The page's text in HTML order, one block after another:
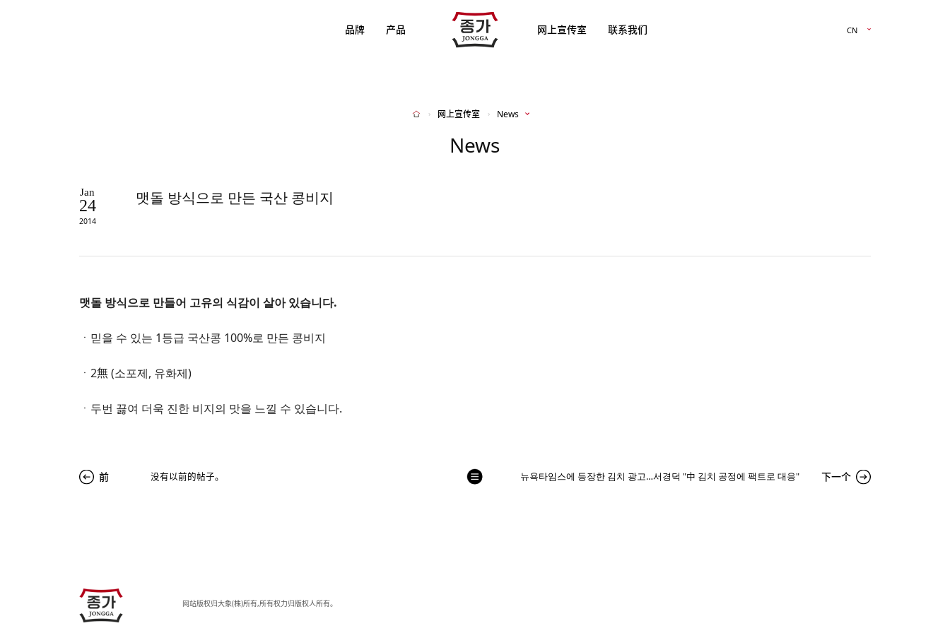
JJONGGA
品牌 产品 网上宣传室 联系我们 CN
Home 网上宣传室 News
News
Jan
24
2014
맷돌 방식으로 만든 국산 콩비지
맷돌 방식으로 만들어 고유의 식감이 살아 있습니다.
ㆍ믿을 수 있는 1등급 국산콩 100%로 만든 콩비지
ㆍ2無 (소포제, 유화제)
ㆍ두번 끓여 더욱 진한 비지의 맛을 느낄 수 있습니다.
前 没有以前的帖子。 뉴욕타임스에 등장한 김치 광고…서경덕 "中 김치 공정에 팩트로 대응" 下一个
列
JJONGGA 网站版权归大象(株)所有,所有权力归版权人所有。